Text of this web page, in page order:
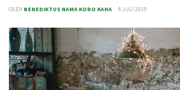
OLEH BENEDIKTUS NAMA KORO KAHA 4 JULI 2019